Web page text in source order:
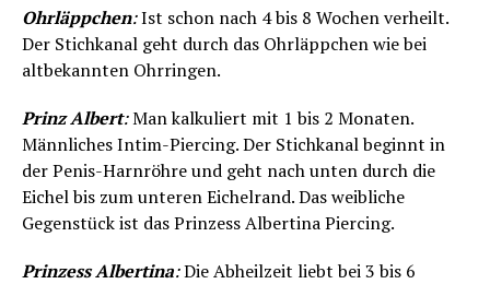
Ohrläppchen:Ist schon nach 4 bis 8 Wochen verheilt.
Der Stichkanal geht durch das Ohrläppchen wie bei
altbekannten Ohrringen.
Prinz Albert:Man kalkuliert mit 1 bis 2 Monaten.
Männliches Intim-Piercing. Der Stichkanal beginnt in
der Penis-Harnröhre und geht nach unten durch die
Eichel bis zum unteren Eichelrand. Das weibliche
Gegenstück ist das Prinzess Albertina Piercing.
Prinzess Albertina:Die Abheilzeit liebt bei 3 bis 6